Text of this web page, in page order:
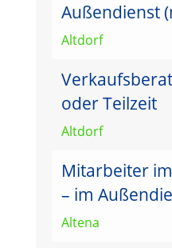
Außendienst
Altdorf
oder Teilzeit
Altdorf
Mitarbeiter
– im
Altena